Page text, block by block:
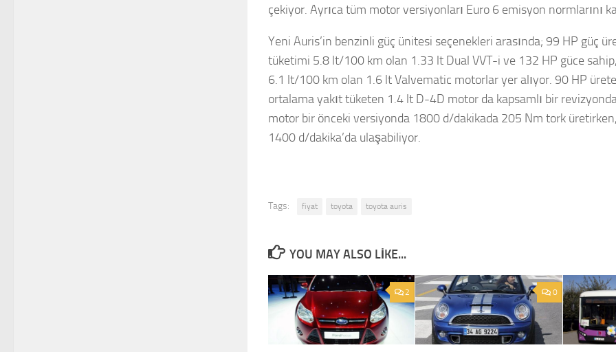
çekiyor. Ayrıca tüm motor versiyonları Euro 6 emisyon normlarını
Yeni Auris’in benzinli güç ünitesi seçenekleri arasında; 99 HP güç
tüketimi 5.8 lt/100 km olan 1.33 lt Dual VVT-i ve 132 HP güce
6.1 lt/100 km olan 1.6 lt Valvematic motorlar yer alıyor. 90 HP
ortalama yakıt tüketen 1.4 lt D-4D motor da kapsamlı bir
motor bir önceki versiyonda 1800 d/dakikada 205 Nm tork
1400 d/dakika’da ulaşabiliyor.
Tags: fiyat toyota toyota auris
YOU MAY ALSO LIKE...
2 0